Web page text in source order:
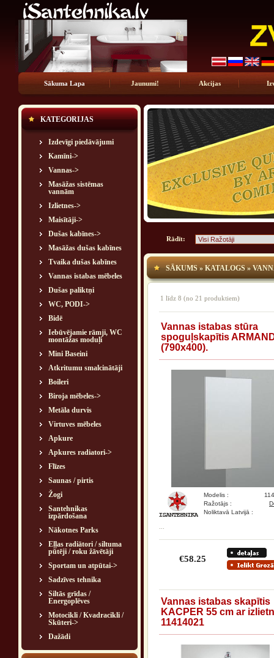
Sākuma Lapa Jaunumi! Akcijas
KATEGORIJAS
Izdevīgi piedāvājumi
Kamīni->
Vannas->
Masāžas sistēmas
vannām
Izlietnes->
Maisītāji->
Dušas kabīnes->
Masāžas dušas kabīnes
Tvaika dušas kabīnes
Vannas istabas mēbeles
Dušas paliktņi
WC, PODI->
Bidē
Iebūvējamie rāmji, WC
montāžas moduļi
Mini Baseini
Atkritumu smalcinātāji
Boileri
Biroja mēbeles->
Metāla durvis
Virtuves mēbeles
Apkure
Apkures radiatori->
Flīzes
Saunas / pirtis
Žogi
Santehnikas
izpārdošana
Nākotnes Parks
Eļļas radiātori / siltuma
pūtēji / roku žāvētāji
Sportam un atpūtai->
Sadzīves tehnika
Siltās grīdas /
Energoplēves
Motocikli / Kvadracikli /
Skūteri->
Dažādi
Rādīt:
SĀKUMS»KATALOGS»
1 līdz 8 (no 21 produktiem)
Vannas istabas stūra
spoguļskapītis
(790x400).
Modelis :
Ražotājs :
Noliktavā Latvijā :
€58.25
Vannas istabas skapītis
KACPER 55 cm ar
11414021